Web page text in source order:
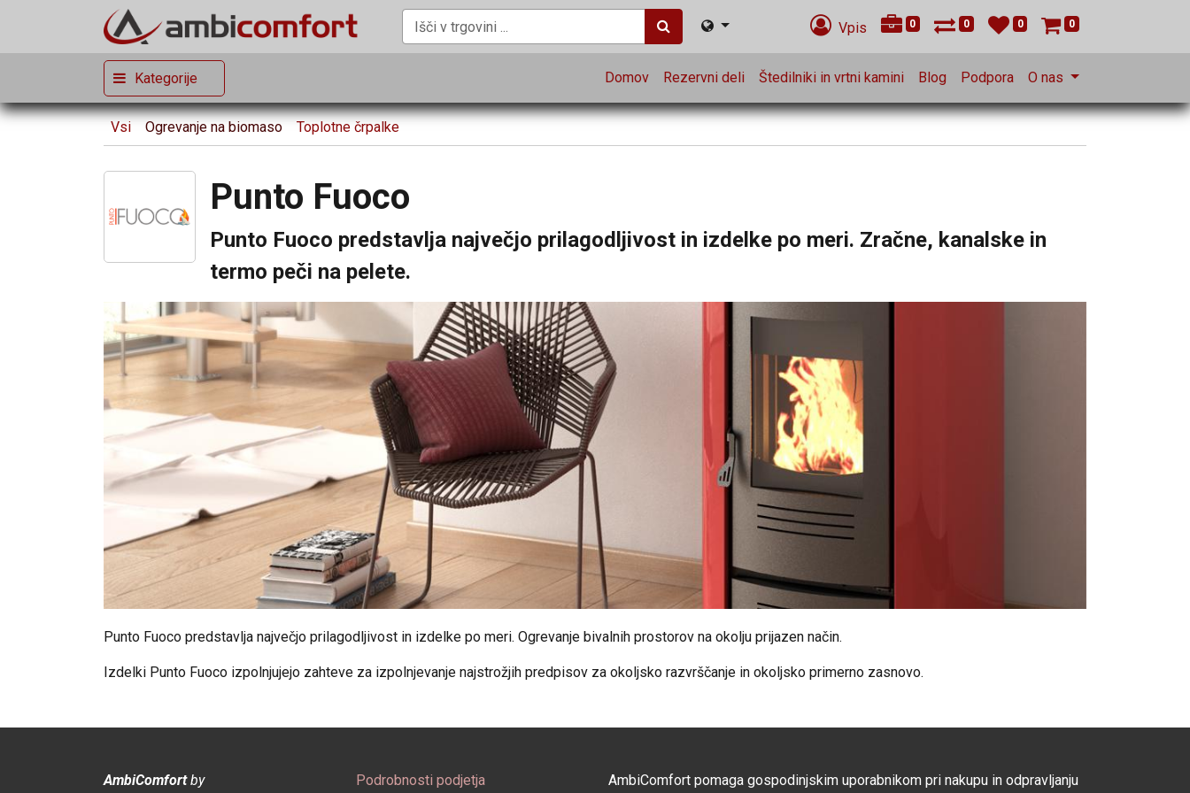
Vpis 0 0 0 0
Kategorije Domov Rezervni deli Štedilniki in vrtni kamini Blog Podpora O nas
Vsi Ogrevanje na biomaso Toplotne črpalke
Punto Fuoco
Punto Fuoco predstavlja največjo prilagodljivost in izdelke po meri. Zračne, kanalske in
termo peči na pelete.
Punto Fuoco predstavlja največjo prilagodljivost in izdelke po meri. Ogrevanje bivalnih prostorov na okolju prijazen način.
Izdelki Punto Fuoco izpolnjujejo zahteve za izpolnjevanje najstrožjih predpisov za okoljsko razvrščanje in okoljsko primerno zasnovo.
AmbiComfortby
Podrobnosti podjetja
AmbiComfort pomaga gospodinjskim uporabnikom pri nakupu in odpravljanju